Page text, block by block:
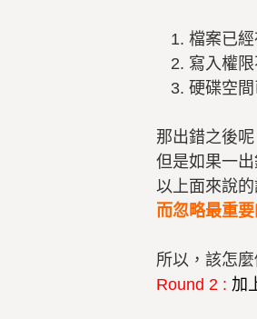
檔案已
寫入權
硬碟空
那出錯之後
但是如果一
以上面來說
而忽略最重
所以，該怎
Round 2 : 加